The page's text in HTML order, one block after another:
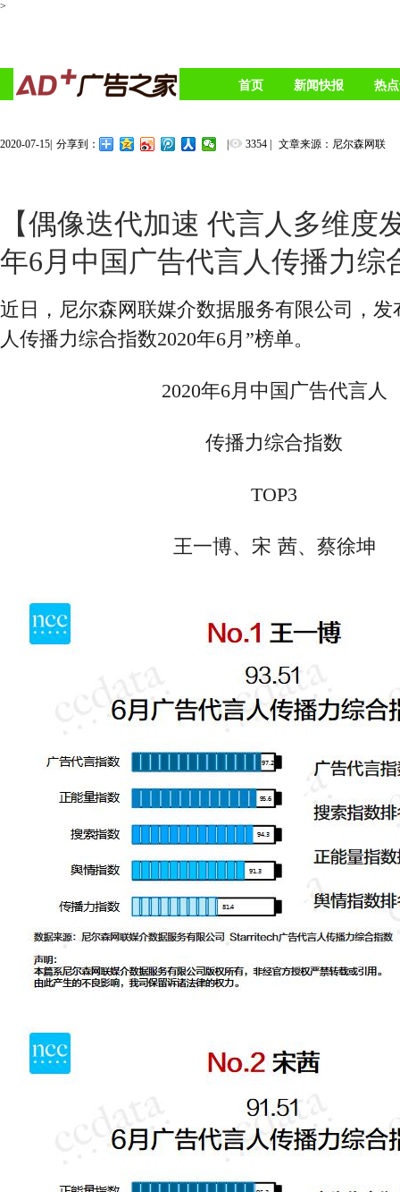
>
首页 新闻快报 热
2020-07-15| 分享到： | 3354 | 文章来源：尼尔森网联
【偶像迭代加速 代言人多维度
年6月中国广告代言人传播力综
近日，尼尔森网联媒介数据服务有限公司，发
人传播力综合指数2020年6月”榜单。
2020年6月中国广告代言人
传播力综合指数
TOP3
王一博、 宋 茜、蔡徐坤